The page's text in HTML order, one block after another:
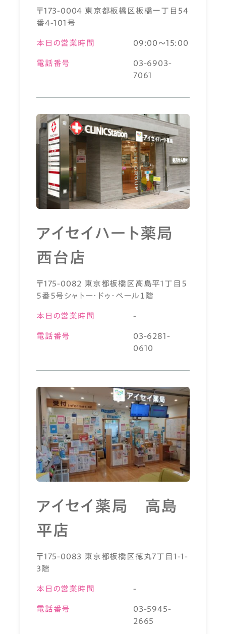
〒173-0004 東京都板橋区板橋一丁目54
番4-101号
本日の営業時間 09:00～15:00
電話番号
03-6903-
7061
アイセイハート薬局
西台店
〒175-0082 東京都板橋区高島平1丁目５
５番５号シャトー・ドゥ・ペール１階
本日の営業時間 -
電話番号
03-6281-
0610
アイセイ薬局 高島
平店
〒175-0083 東京都板橋区徳丸7丁目1-1-
3階
本日の営業時間 -
電話番号
03-5945-
2665